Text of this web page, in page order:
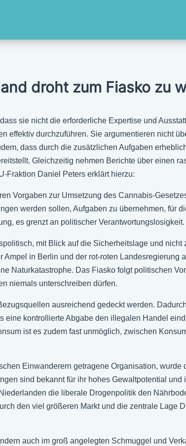
droht zum Fiasko zu
sie nicht die erforderliche Expertise und
effektiv durchzuführen. Sie argumentieren nicht
dass durch die zusätzlichen Aufgaben
Gleichzeitig nehmen Berichte über einen
Fraktion Daniel Peters erklärt hierzu:
Vorgaben zur Umsetzung des Cannabis-
werden sollen, Aufgaben zu übernehmen, für
es grenzt an politischer Verantwortungslosigkeit.
mit Blick auf die Sicherheitslage und nicht
in Berlin und der rot-roten Landesregierung
Naturkatastrophe. Das Fiasko folgt politischen
niemals unterschreiben dürfen.
ausreichend gedeckt werden.
eine kontrollierte Abgabe den illegalen Handel
ist es zudem fast unmöglich, zwischen
Einwanderern getragene Organisation, wurde
sind bekannt für ihr hohes Gewaltpotential und
die liberale Drogenpolitik den
den viel größeren Markt und die zentrale Lage
auch im groß angelegten Schmuggel und